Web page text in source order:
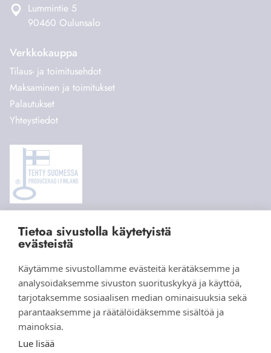
Tietoa sivustolla käytetyistä
evästeistä
Käytämme sivustollamme evästeitä kerätäksemme ja
analysoidaksemme sivuston suorituskykyä ja käyttöä,
tarjotaksemme sosiaalisen median ominaisuuksia sekä
parantaaksemme ja räätälöidäksemme sisältöä ja
mainoksia.
Lue lisää
Lummintie 5
90460 Oulunsalo
Verkkokauppa
Tilaus- ja toimitusehdot
Maksaminen ja toimitukset
Palautukset
Yhteystiedot
© 2026 Aihki Design |Tietosuojaseloste|Evästeasetukset
Verkkokauppa yritykselle